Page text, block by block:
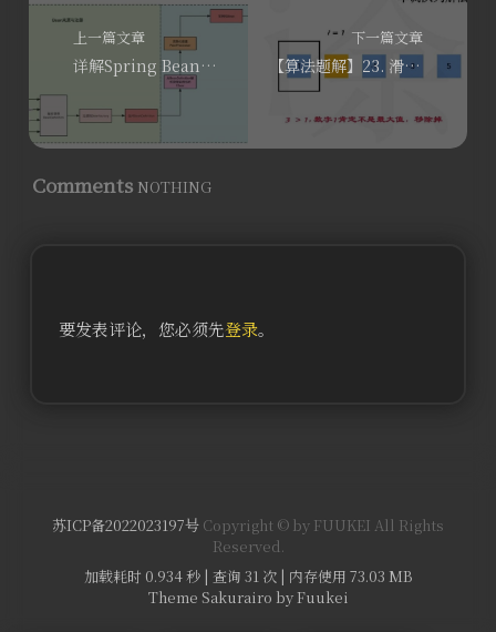
上一篇文章
详解Spring Bean生命周期
下一篇文章
【算法题解】23. 滑动窗口最大值 —— 单调队列解法
Comments NOTHING
要发表评论，您必须先登录。
苏ICP备2022023197号 Copyright © by FUUKEI All Rights
Reserved.
加载耗时 0.934 秒 | 查询 31 次 | 内存使用 73.03 MB
Theme Sakurairo by Fuukei